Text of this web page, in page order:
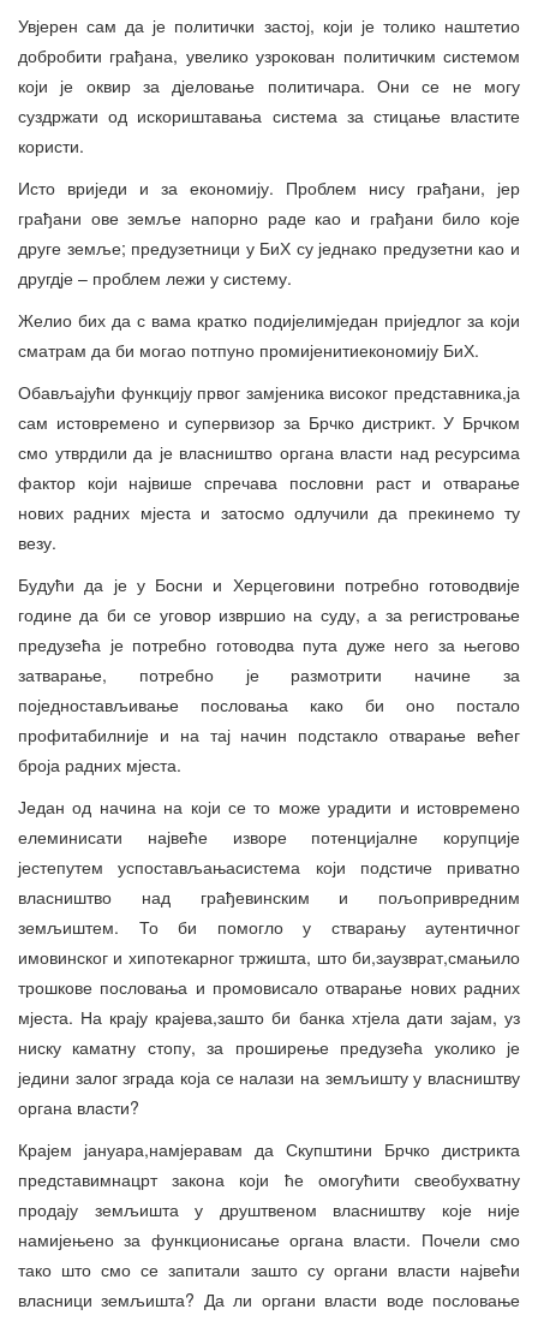
Увјерен сам да је политички застој, који је толико наштетио
добробити грађана, увелико узрокован политичким системом
који је оквир за дјеловање политичара. Они се не могу
суздржати од искориштавања система за стицање властите
користи.
Исто вриједи и за економију. Проблем нису грађани, јер
грађани ове земље напорно раде као и грађани било које
друге земље; предузетници у БиХ су једнако предузетни као и
другдје – проблем лежи у систему.
Желио бих да с вама кратко подијелимједан приједлог за који
сматрам да би могао потпуно промијенитиекономију БиХ.
Обављајући функцију првог замјеника високог представника,ја
сам истовремено и супервизор за Брчко дистрикт. У Брчком
смо утврдили да је власништво органа власти над ресурсима
фактор који највише спречава пословни раст и отварање
нових радних мјеста и затосмо одлучили да прекинемо ту
везу.
Будући да је у Босни и Херцеговини потребно готоводвије
године да би се уговор извршио на суду, а за регистровање
предузећа је потребно готоводва пута дуже него за његово
затварање, потребно је размотрити начине за
поједностављивање пословања како би оно постало
профитабилније и на тај начин подстакло отварање већег
броја радних мјеста.
Један од начина на који се то може урадити и истовремено
елеминисати највеће изворе потенцијалне корупције
јестепутем успостављањасистема који подстиче приватно
власништво над грађевинским и пољопривредним
земљиштем. То би помогло у стварању аутентичног
имовинског и хипотекарног тржишта, што би,заузврат,смањило
трошкове пословања и промовисало отварање нових радних
мјеста. На крају крајева,зашто би банка хтјела дати зајам, уз
ниску каматну стопу, за проширење предузећа уколико је
једини залог зграда која се налази на земљишту у власништву
органа власти?
Крајем јануара,намјеравам да Скупштини Брчко дистрикта
представимнацрт закона који ће омогућити свеобухватну
продају земљишта у друштвеном власништву које није
намијењено за функционисање органа власти. Почели смо
тако што смо се запитали зашто су органи власти највећи
власници земљишта? Да ли органи власти воде пословање